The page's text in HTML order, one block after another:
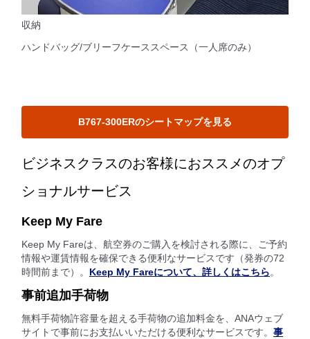
収納
ハンドバッグ/ブリーフケーススペース（一人席のみ）
B767-300ERのシートマップを見る
ビジネスクラスのお客様におススメのオプ
ショナルサービス
Keep My Fare
Keep My Fareは、航空券のご購入を検討される際に、ご予約
情報や運賃情報を確保できる便利なサービスです（発券の72
時間前まで）。 Keep My Fareについて、詳しくはこちら。
事前追加手荷物
無料手荷物許容量を超える手荷物の追加料金を、ANAウェブ
サイトで事前にお支払いいただける便利なサービスです。 事